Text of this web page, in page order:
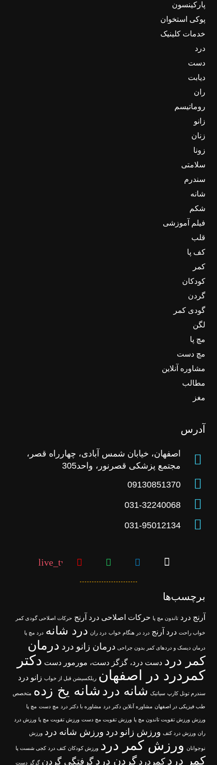
پارکینسون
پوکی استخوان
خدمات کلینیک
درد
دست
دیابت
ران
روماتیسم
زانو
زنان
زونا
سلامتی
سندرم
شانه
شکم
فیلم آموزشی
قلب
کف پا
کمر
کودکان
گردن
گودی کمر
لگن
مچ پا
مچ دست
مشاوره آنلاین
مطالب
مغز
آدرس
اصفهان، خیابان شمس آبادی، چهارراه قصر،
مجتمع پزشکی قصرنور، واحد305
09130851370
031-32240068
031-95012134
live_tv
برچسب‌ها
آرنج درد تاندون مچ پا حرکات اصلاحی درد آرنج حرکات اصلاحی گودی کمر
خواب راحت درد آرنج درد در هنگام خواب درد ران درد شانه درد مچ پا
درمان دیسک و دردهای کمر بدون جراحی درمان زانو درد درمان
کمر درد دست درد، گزگز دست، مورمور دست دکتر
کمردرد در اصفهان ریلکسیشن قبل از خواب زانو درد
سندرم تونل کارپ سیاتیک شانه درد شانه یخ زده متخصص
طب فیزیکی در اصفهان مشاوره آنلاین دکتر درد مشاوره با دکتر درد مچ دست مچ پا
ورزش ورزش تقویت تاندون مچ پا ورزش تقویت مچ دست ورزش تقویت مچ پا ورزش درد
ران ورزش درد کتف ورزش زانو درد ورزش شانه درد ورزش
نوجوانان ورزش کمر درد ورزش کودکان کتف درد کجی شست پا
کمر درد کمردرد گردن درد گرفتگی گردن گزگز دست